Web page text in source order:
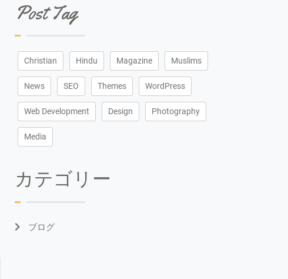
Post Tag
Christian Hindu Magazine Muslims
News SEO Themes WordPress
Web Development Design Photography
Media
カテゴリー
ブログ